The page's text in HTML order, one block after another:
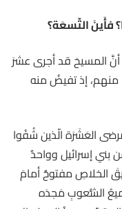
فأَينَ التِّسعَة؟
أنَّ المسيحَ قد أجرى عشرَ
إذ تفيضُ منه
العَشَرَة الّذين شُفُوا
إسرائيل وواحدٌ
الخلاصِ مفتوحٌ أمامَ
الشُّعوبِ مَجدَه